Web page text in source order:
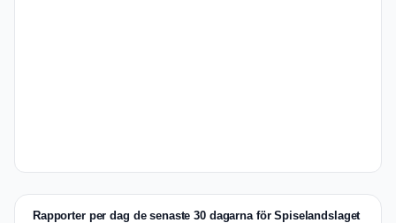
Rapporter per dag de senaste 30 dagarna för Spiselandslaget